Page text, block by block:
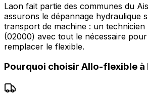
Laon fait partie des communes du
assurons le dépannage hydraulique
transport de machine : un technicien
(02000) avec tout le nécessaire
remplacer le flexible.
Pourquoi choisir Allo-flexible à